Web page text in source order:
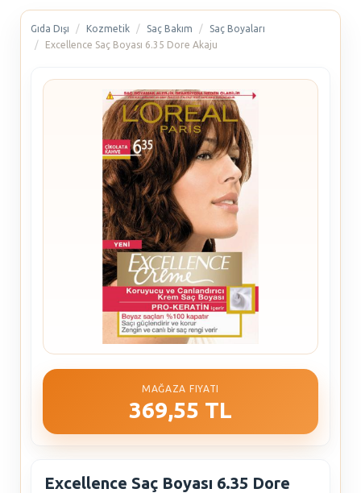
Gıda Dışı Kozmetik Saç Bakım
Saç Boyaları
Excellence Saç Boyası 6.35 Dore Akaju
MAĞAZA FIYATI
369,55 TL
Excellence Saç Boyası 6.35 Dore